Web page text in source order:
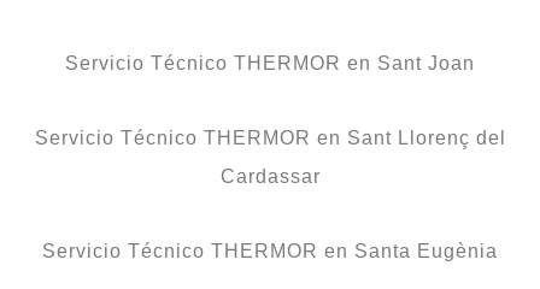
Servicio Técnico THERMOR en Sant Joan
Servicio Técnico THERMOR en Sant Llorenç del
Cardassar
Servicio Técnico THERMOR en Santa Eugènia